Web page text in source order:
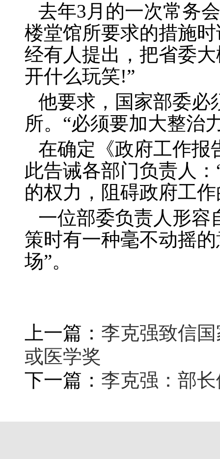
去年3 月的一次常务
楼堂馆所要求的措施
经有人提出，把省委
开什么玩笑!”
他要求，国家部委必
所。“必须要加大整治
在确定《政府工作报
此告诫各部门负责人
的权力，阻碍政府工
一位部委负责人形容
策时有一种毫不动摇
场”。
上一篇： 李克强致信
或医学奖
下一篇： 李克强：部